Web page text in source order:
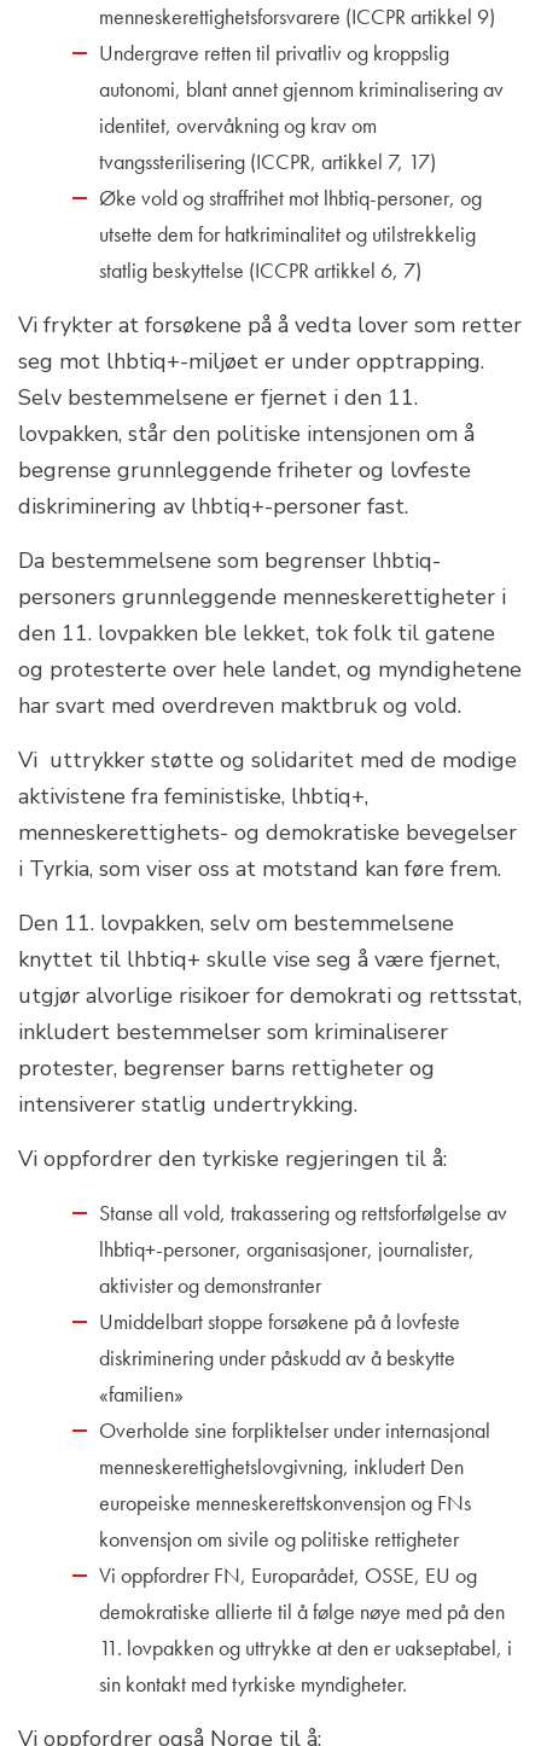
menneskerettighetsforsvarere (ICCPR artikkel 9)
Undergrave retten til privatliv og kroppslig
autonomi, blant annet gjennom kriminalisering av
identitet, overvåkning og krav om
tvangssterilisering (ICCPR, artikkel 7, 17)
Øke vold og straffrihet mot lhbtiq-personer, og
utsette dem for hatkriminalitet og utilstrekkelig
statlig beskyttelse (ICCPR artikkel 6, 7)
Vi frykter at forsøkene på å vedta lover som retter
seg mot lhbtiq+-miljøet er under opptrapping.
Selv bestemmelsene er fjernet i den 11.
lovpakken, står den politiske intensjonen om å
begrense grunnleggende friheter og lovfeste
diskriminering av lhbtiq+-personer fast.
Da bestemmelsene som begrenser lhbtiq-
personers grunnleggende menneskerettigheter i
den 11. lovpakken ble lekket, tok folk til gatene
og protesterte over hele landet, og myndighetene
har svart med overdreven maktbruk og vold.
Vi uttrykker støtte og solidaritet med de modige
aktivistene fra feministiske, lhbtiq+,
menneskerettighets- og demokratiske bevegelser
i Tyrkia, som viser oss at motstand kan føre frem.
Den 11. lovpakken, selv om bestemmelsene
knyttet til lhbtiq+ skulle vise seg å være fjernet,
utgjør alvorlige risikoer for demokrati og rettsstat,
inkludert bestemmelser som kriminaliserer
protester, begrenser barns rettigheter og
intensiverer statlig undertrykking.
Vi oppfordrer den tyrkiske regjeringen til å:
Stanse all vold, trakassering og rettsforfølgelse av
lhbtiq+-personer, organisasjoner, journalister,
aktivister og demonstranter
Umiddelbart stoppe forsøkene på å lovfeste
diskriminering under påskudd av å beskytte
«familien»
Overholde sine forpliktelser under internasjonal
menneskerettighetslovgivning, inkludert Den
europeiske menneskerettskonvensjon og FNs
konvensjon om sivile og politiske rettigheter
Vi oppfordrer FN, Europarådet, OSSE, EU og
demokratiske allierte til å følge nøye med på den
11. lovpakken og uttrykke at den er uakseptabel, i
sin kontakt med tyrkiske myndigheter.
Vi oppfordrer også Norge til å: